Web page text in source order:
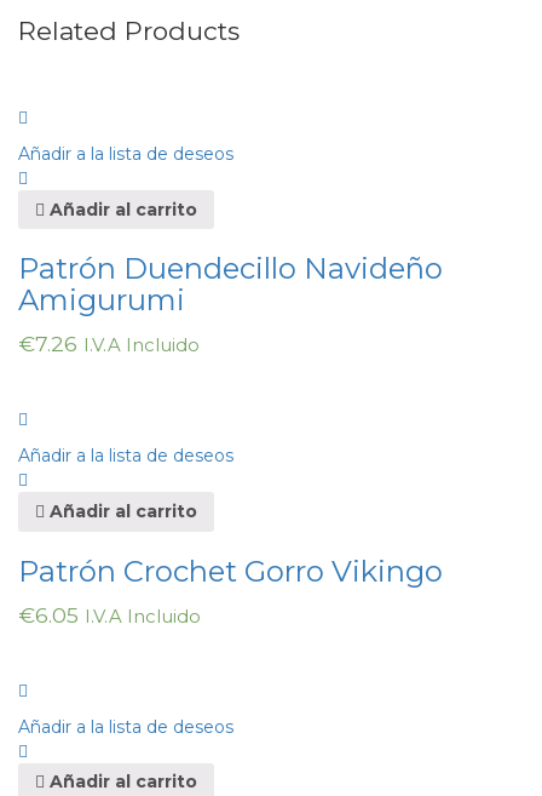
Related Products
Añadir a la lista de deseos
Añadir al carrito
Patrón Duendecillo Navideño
Amigurumi
€7.26 I.V.A Incluido
Añadir a la lista de deseos
Añadir al carrito
Patrón Crochet Gorro Vikingo
€6.05 I.V.A Incluido
Añadir a la lista de deseos
Añadir al carrito